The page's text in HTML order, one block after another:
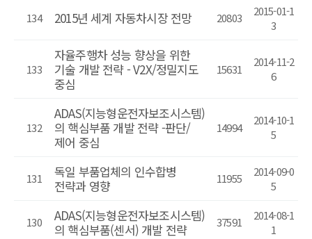
134 2015년 세계 자동차시장 전망 20803
2015-01-1
3
133
자율주행차 성능 향상을 위한
기술 개발 전략 - V2X/정밀지도
중심
15631
2014-11-2
6
132
ADAS(지능형운전자보조시스템)
의 핵심부품 개발 전략 -판단/
제어 중심
14994
2014-10-1
5
131
독일 부품업체의 인수합병
전략과 영향
11955
2014-09-0
5
130
ADAS(지능형운전자보조시스템)
의 핵심부품(센서) 개발 전략
37591
2014-08-1
1